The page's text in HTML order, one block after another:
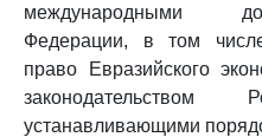
международными
Федерации, в том
право Евразийского
законодательством
устанавливающими